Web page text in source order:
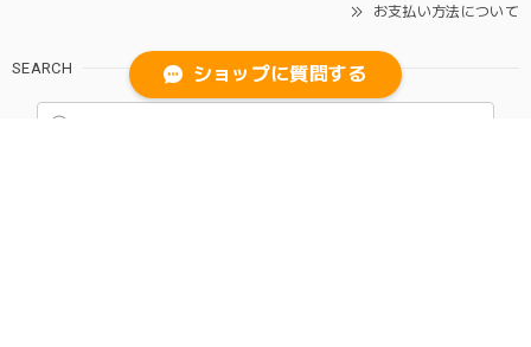
お支払い方法について
SEARCH ショップに質問する